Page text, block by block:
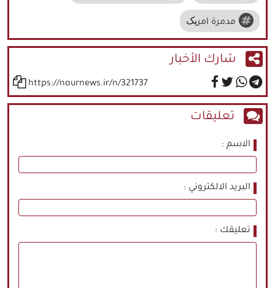
مدمرة امریک
شارك الأخبار
https://nournews.ir/n/321737
تعليقات
الاسم
البريد الالكتروني
تعليقك